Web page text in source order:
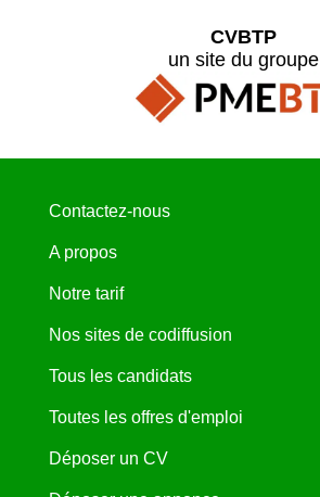
CVBTP
un site du groupe
Contactez-nous
A propos
Notre tarif
Nos sites de codiffusion
Tous les candidats
Toutes les offres d'emploi
Déposer un CV